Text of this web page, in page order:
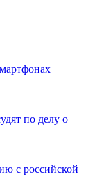
по делу о
с российской